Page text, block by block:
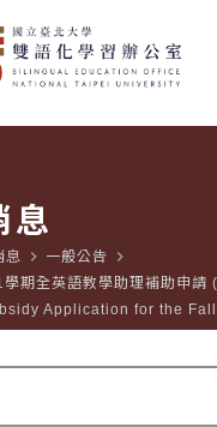
息
息 navigate_next 一般公告 navigate_next
期全英語教學助理補助申請
Application for the